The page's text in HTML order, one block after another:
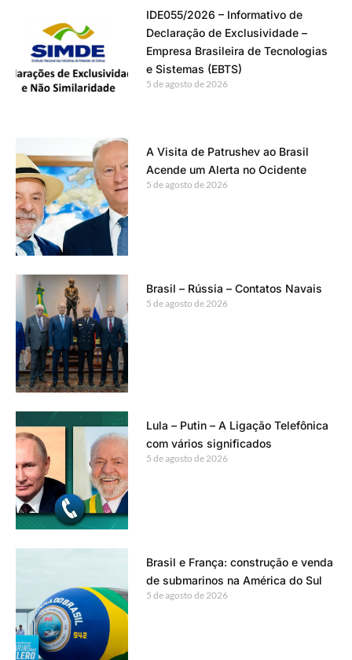
IDE055/2026 – Informativo de
Declaração de Exclusividade –
Empresa Brasileira de Tecnologias
e Sistemas (EBTS)
5 de agosto de 2026
A Visita de Patrushev ao Brasil
Acende um Alerta no Ocidente
5 de agosto de 2026
Brasil – Rússia – Contatos Navais
5 de agosto de 2026
Lula – Putin – A Ligação Telefônica
com vários significados
5 de agosto de 2026
Brasil e França: construção e venda
de submarinos na América do Sul
5 de agosto de 2026